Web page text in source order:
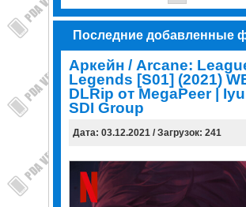
Последние добавленные
Аркейн / Arcane:
Legends [S01] (2021)
DLRip от MegaPeer |
SDI Group
Дата: 03.12.2021 / Загрузок: 241